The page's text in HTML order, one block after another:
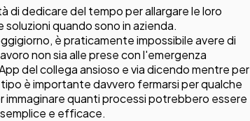
di dedicare del tempo per allargare le loro
quando sono in azienda.
è praticamente impossibile avere di
non sia alle prese con l'emergenza
del collega ansioso e via dicendo mentre per
è importante davvero fermarsi per qualche
immaginare quanti processi potrebbero essere
e efficace.